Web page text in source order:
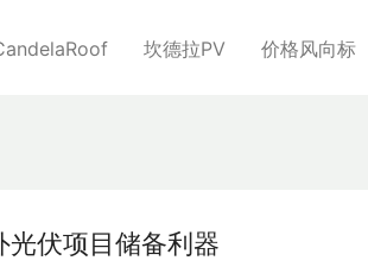
坎德拉PV 价格风向标
伏项目储备利器